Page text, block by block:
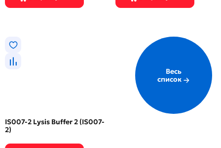
IS007-2 Lysis Buffer 2 (IS007-
2)
Весь
список